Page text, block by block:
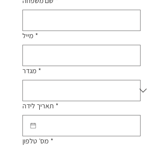
מייל *
מגדר *
תאריך לידה *
מס׳ טלפון *